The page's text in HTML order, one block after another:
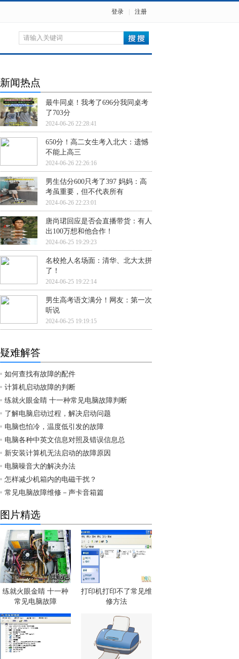
登录 注册
新闻热点
最牛同桌！我考了696分我同桌考
了703分
2024-06-26 22:28:41
650分！高二女生考入北大：遗憾
不能上高三
2024-06-26 22:26:16
男生估分600只考了397 妈妈：高
考虽重要，但不代表所有
2024-06-26 22:23:01
唐尚珺回应是否会直播带货：有人
出100万想和他合作！
2024-06-25 19:29:23
名校抢人名场面：清华、北大太拼
了！
2024-06-25 19:22:14
男生高考语文满分！网友：第一次
听说
2024-06-25 19:19:15
疑难解答
如何查找有故障的配件
计算机启动故障的判断
练就火眼金睛 十一种常见电脑故障判断
了解电脑启动过程，解决启动问题
电脑也怕冷，温度低引发的故障
电脑各种中英文信息对照及错误信息总
新安装计算机无法启动的故障原因
电脑噪音大的解决办法
怎样减少机箱内的电磁干扰？
常见电脑故障维修－声卡音箱篇
图片精选
练就火眼金睛 十一种
常见电脑故障
打印机打印不了常见维
修方法